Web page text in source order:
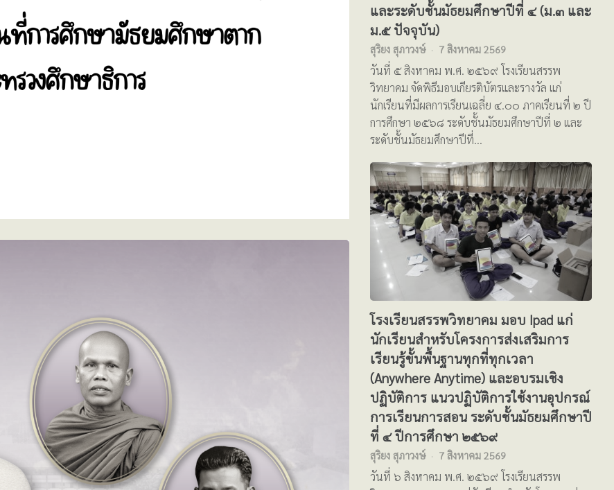
และระดับชั้นมัธยมศึกษาปีที่ ๔ (ม.๓ และ
ม.๕ ปัจจุบัน)
สุริยง สุภาวงษ์ 7 สิงหาคม 2569
วันที่ ๕ สิงหาคม พ.ศ. ๒๕๖๙ โรงเรียนสรรพ
วิทยาคม จัดพิธีมอบเกียรติบัตรและรางวัล แก่
นักเรียนที่มีผลการเรียนเฉลี่ย ๔.๐๐ ภาคเรียนที่ ๒ ปี
การศึกษา ๒๕๖๘ ระดับชั้นมัธยมศึกษาปีที่ ๒ และ
ระดับชั้นมัธยมศึกษาปีที่…
โรงเรียนสรรพวิทยาคม มอบ Ipad แก่
นักเรียนสำหรับโครงการส่งเสริมการ
เรียนรู้ขั้นพื้นฐานทุกที่ทุกเวลา
(Anywhere Anytime) และอบรมเชิง
ปฏิบัติการ แนวปฏิบัติการใช้งานอุปกรณ์
การเรียนการสอน ระดับชั้นมัธยมศึกษาปี
ที่ ๔ ปีการศึกษา ๒๕๖๙
สุริยง สุภาวงษ์ 7 สิงหาคม 2569
วันที่ ๖ สิงหาคม พ.ศ. ๒๕๖๙ โรงเรียนสรรพ